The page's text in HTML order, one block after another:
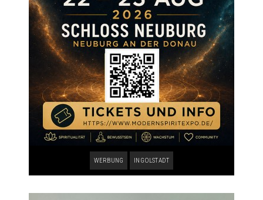
WERBUNG INGOLSTADT